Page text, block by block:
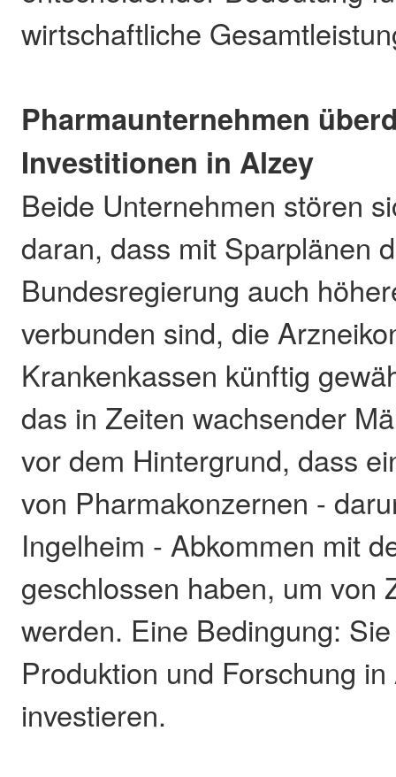
wirtschaftliche
Pharmaunternehmen
Investitionen in Alzey
Beide Unternehmen stören
daran, dass mit Sparplänen
Bundesregierung auch
verbunden sind, die
Krankenkassen künftig
das in Zeiten wachsender
vor dem Hintergrund, dass
von Pharmakonzernen -
Ingelheim - Abkommen mit
geschlossen haben, um von
werden. Eine Bedingung:
Produktion und Forschung
investieren.